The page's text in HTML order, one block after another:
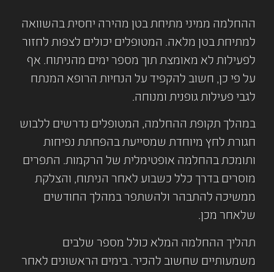
ההחלמה ממיני מתיחת בטן מהירה יחסית בהשוואה
למתיחת בטן מלאה. המטופלים יכולים לצפות לחזור
לפעילות לא מאומצת תוך מספר ימים מהניתוח. אף
על פי כן, חשוב להקפיד על הנחיות הרופא המנתח
לגבי פעילות גופנית ומנוחה.
במהלך תקופת ההחלמה, המטופלים נדרשים ללבוש
חגורת לחץ מיוחדת שמסייעת בהפחתת נפיחות
ותומכת בהחלמה אופטימלית של הרקמות. התפרים
מוסרים בדרך כלל כשבוע לאחר הניתוח, והצלקת
ממשיכה להתבהר ולהשתפר במהלך החודשים
שלאחר מכן.
תהליך ההחלמה המלא כולל מספר שלבים
משמעותיים שחשוב להכיר. בימים הראשונים לאחר